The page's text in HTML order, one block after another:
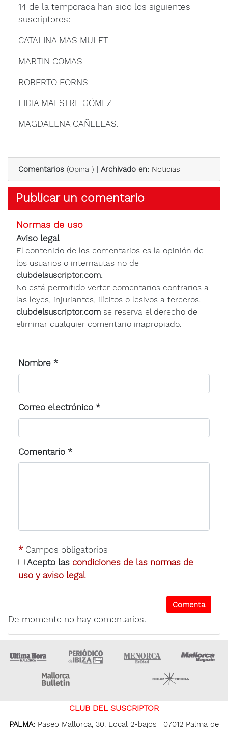
14 de la temporada han sido los siguientes
suscriptores:
CATALINA MAS MULET
MARTIN COMAS
ROBERTO FORNS
LIDIA MAESTRE GÓMEZ
MAGDALENA CAÑELLAS.
Comentarios (Opina ) | Archivado en: Noticias
Publicar un comentario
Normas de uso
Aviso legal
El contenido de los comentarios es la opinión de
los usuarios o internautas no de
clubdelsuscriptor.com.
No está permitido verter comentarios contrarios a
las leyes, injuriantes, ilícitos o lesivos a terceros.
clubdelsuscriptor.com se reserva el derecho de
eliminar cualquier comentario inapropiado.
Nombre *
Correo electrónico *
Comentario *
* Campos obligatorios
Acepto las condiciones de las normas de
uso y aviso legal
De momento no hay comentarios.
Ultima Hora Ultima hora Ibiza Menorca • Es Diari
CLUB DEL SUSCRIPTOR
PALMA: Paseo Mallorca, 30. Local 2-bajos · 07012 Palma de